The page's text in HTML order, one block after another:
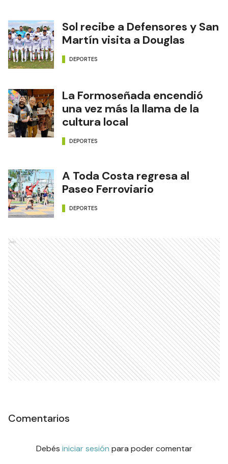
Sol recibe a Defensores y San
Martín visita a Douglas
DEPORTES
La Formoseñada encendió
una vez más la llama de la
cultura local
DEPORTES
A Toda Costa regresa al
Paseo Ferroviario
DEPORTES
Ads
Comentarios
Debés iniciar sesión para poder comentar